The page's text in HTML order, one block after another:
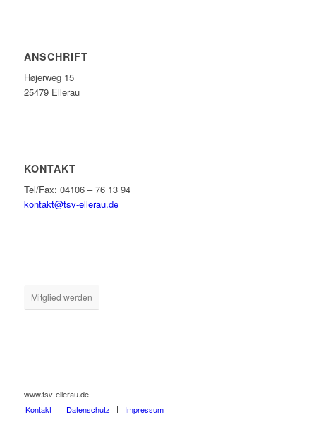
ANSCHRIFT
Højerweg 15
25479 Ellerau
KONTAKT
Tel/Fax: 04106 – 76 13 94
kontakt@tsv-ellerau.de
Mitglied werden
www.tsv-ellerau.de
Kontakt
Datenschutz Impressum